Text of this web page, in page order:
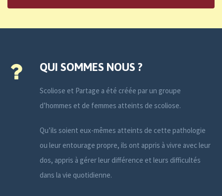
QUI SOMMES NOUS ?
Scoliose et Partage a été créée par un groupe
d’hommes et de femmes atteints de scoliose.
Qu’ils soient eux-mêmes atteints de cette pathologie
ou leur entourage propre, ils ont appris à vivre avec leur
dos, appris à gérer leur différence et leurs difficultés
dans la vie quotidienne.